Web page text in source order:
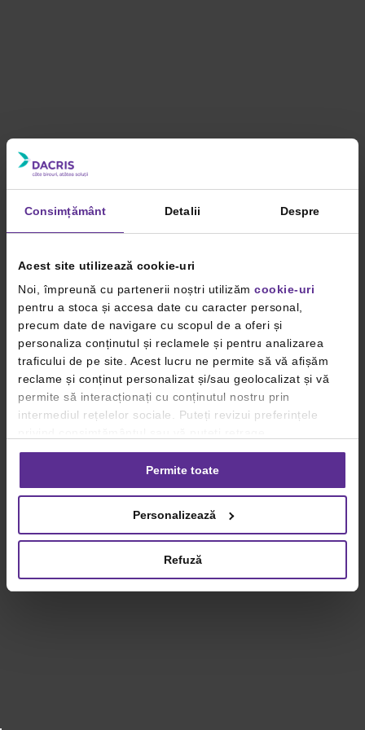
Consimțământ Detalii Despre
Acest site utilizează cookie-uri
Noi, împreună cu partenerii noștri utilizăm cookie-uri
pentru a stoca și accesa date cu caracter personal,
precum date de navigare cu scopul de a oferi și
personaliza conținutul și reclamele și pentru analizarea
traficului de pe site. Acest lucru ne permite să vă afișăm
reclame și conținut personalizat și/sau geolocalizat și vă
permite să interacționați cu conținutul nostru prin
intermediul rețelelor sociale. Puteți revizui preferințele
consimțământul oricând, făcând click pe linkul către
setările dvs. de cookie-uri.
privind utilizarea modulelor cookie.Detalii
Permite toate
Personalizează
Refuză